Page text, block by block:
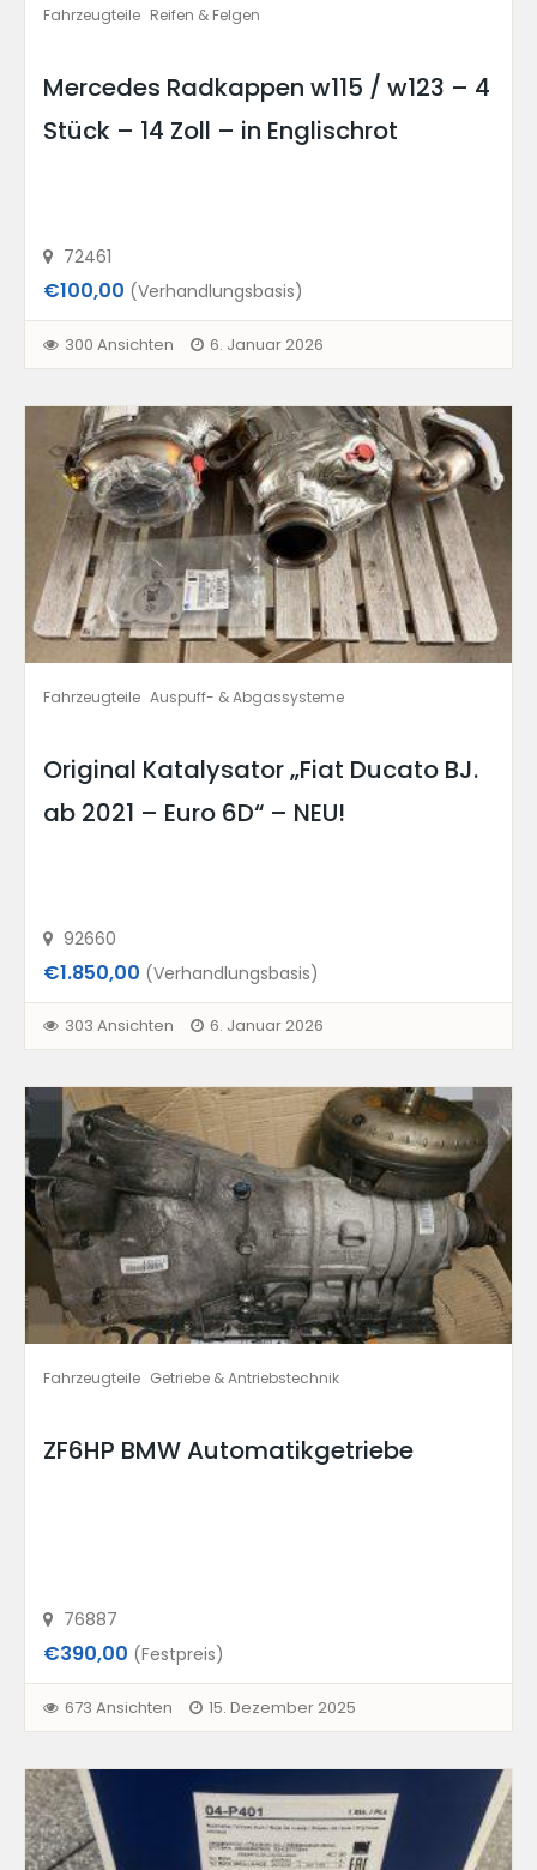
Fahrzeugteile Reifen & Felgen
Mercedes Radkappen w115 / w123 – 4
Stück – 14 Zoll – in Englischrot
72461
€100,00 (Verhandlungsbasis)
300 Ansichten 6. Januar 2026
Fahrzeugteile Auspuff- & Abgassysteme
Original Katalysator „Fiat Ducato BJ.
ab 2021 – Euro 6D“ – NEU!
92660
€1.850,00 (Verhandlungsbasis)
303 Ansichten 6. Januar 2026
Fahrzeugteile Getriebe & Antriebstechnik
ZF6HP BMW Automatikgetriebe
76887
€390,00 (Festpreis)
673 Ansichten 15. Dezember 2025